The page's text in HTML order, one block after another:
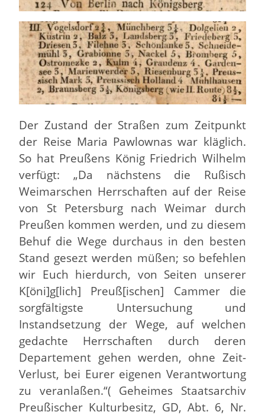
Der Zustand der Straßen zum Zeitpunkt
der Reise Maria Pawlownas war kläglich.
So hat Preußens König Friedrich Wilhelm
verfügt: „Da nächstens die Rußisch
Weimarschen Herrschaften auf der Reise
von St Petersburg nach Weimar durch
Preußen kommen werden, und zu diesem
Behuf die Wege durchaus in den besten
Stand gesezt werden müßen; so befehlen
wir Euch hierdurch, von Seiten unserer
K[öni]g[lich] Preuß[ischen] Cammer die
sorgfältigste Untersuchung und
Instandsetzung der Wege, auf welchen
gedachte Herrschaften durch deren
Departement gehen werden, ohne Zeit-
Verlust, bei Eurer eigenen Verantwortung
zu veranlaßen.“( Geheimes Staatsarchiv
Preußischer Kulturbesitz, GD, Abt. 6, Nr.